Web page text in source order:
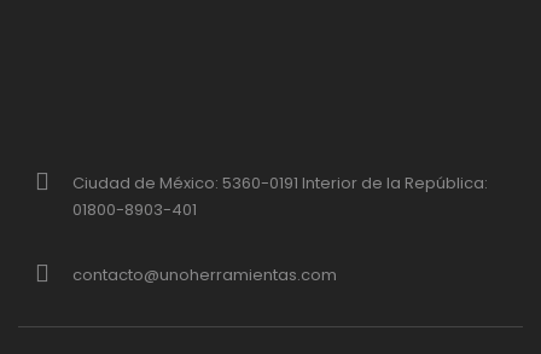
Ciudad de México: 5360-0191 Interior de la República:
01800-8903-401
contacto@unoherramientas.com